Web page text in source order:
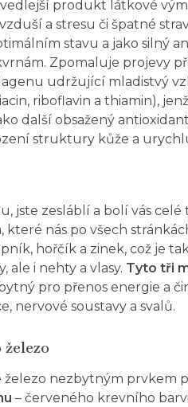
produkt látkové
a stresu či špatné
stavu a jako silný
Zpomaluje projevy
udržující mladistvý
riboflavin a thiamin),
další obsažený
struktury kůže a
jste zesláblí a bolí vás
které nás po všech
hořčík a zinek, což je
ale i nehty a vlasy. Tyto tři
pro přenos energie a
nervové soustavy a svalů.
železo nezbytným prvkem
– červeného krevního